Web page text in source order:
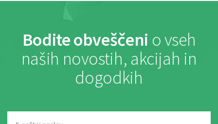
Bodite obveščeni o vseh
naših novostih, akcijah in
dogodkih